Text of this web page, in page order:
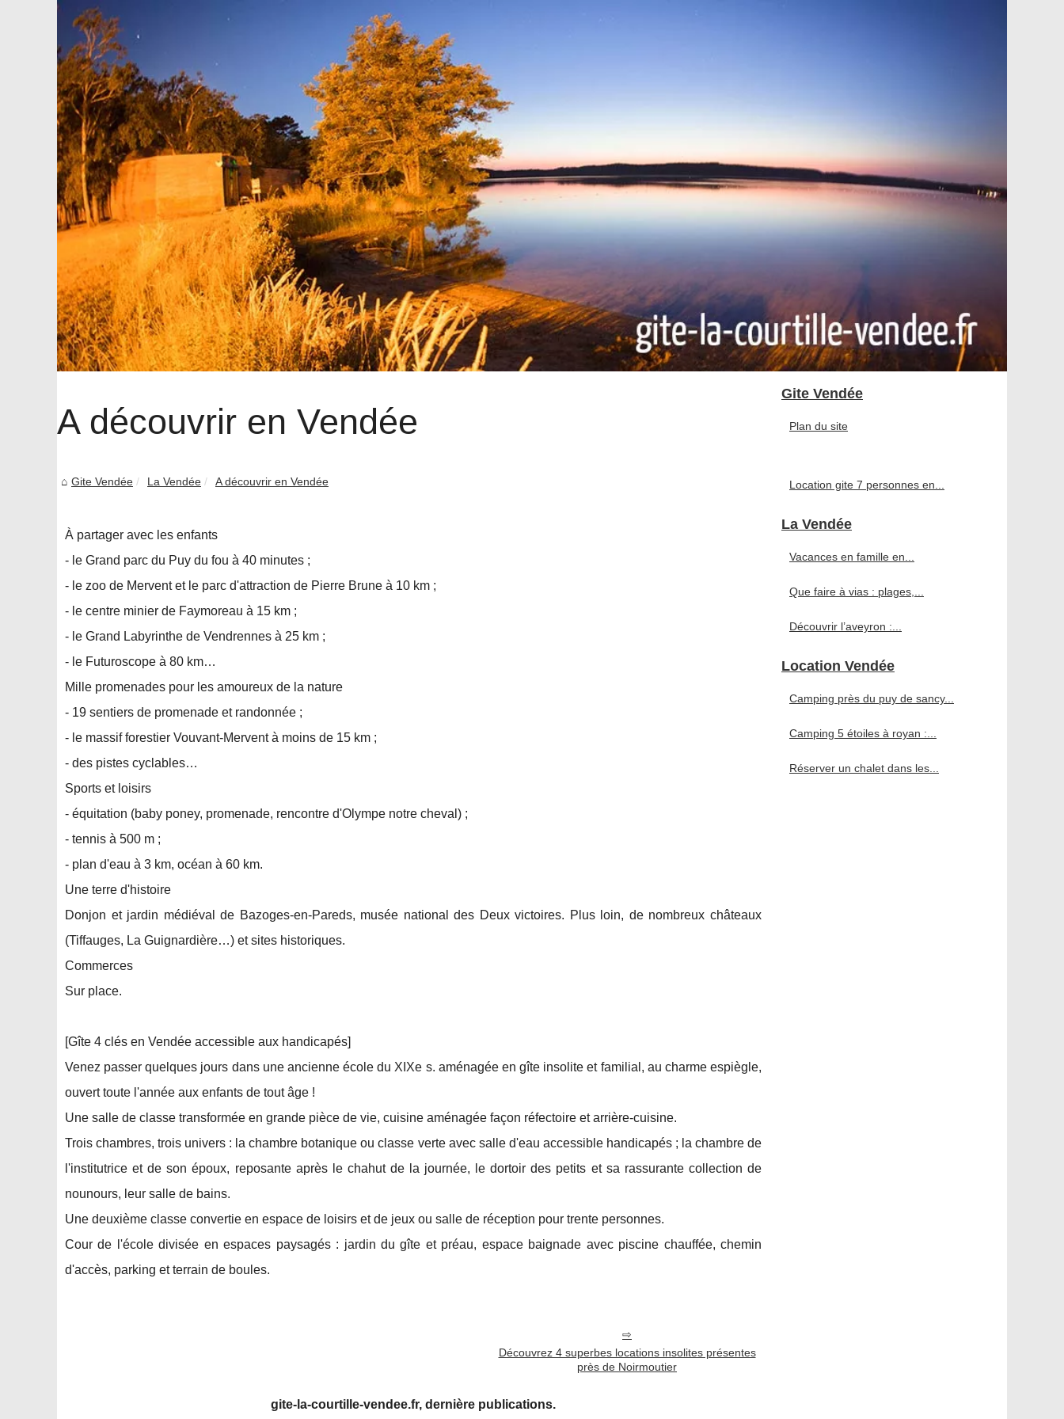
A découvrir en Vendée
Gite Vendée La Vendée A découvrir en Vendée
À partager avec les enfants
- le Grand parc du Puy du fou à 40 minutes ;
- le zoo de Mervent et le parc d'attraction de Pierre Brune à 10 km ;
- le centre minier de Faymoreau à 15 km ;
- le Grand Labyrinthe de Vendrennes à 25 km ;
- le Futuroscope à 80 km…
Mille promenades pour les amoureux de la nature
- 19 sentiers de promenade et randonnée ;
- le massif forestier Vouvant-Mervent à moins de 15 km ;
- des pistes cyclables…
Sports et loisirs
- équitation (baby poney, promenade, rencontre d'Olympe notre cheval) ;
- tennis à 500 m ;
- plan d'eau à 3 km, océan à 60 km.
Une terre d'histoire
Donjon et jardin médiéval de Bazoges-en-Pareds, musée national des Deux victoires. Plus loin, de nombreux châteaux
(Tiffauges, La Guignardière…) et sites historiques.
Commerces
Sur place.
[Gîte 4 clés en Vendée accessible aux handicapés]
Venez passer quelques jours dans une ancienne école du XIXe s. aménagée en gîte insolite et familial, au charme espiègle,
ouvert toute l'année aux enfants de tout âge !
Une salle de classe transformée en grande pièce de vie, cuisine aménagée façon réfectoire et arrière-cuisine.
Trois chambres, trois univers : la chambre botanique ou classe verte avec salle d'eau accessible handicapés ; la chambre de
l'institutrice et de son époux, reposante après le chahut de la journée, le dortoir des petits et sa rassurante collection de
nounours, leur salle de bains.
Une deuxième classe convertie en espace de loisirs et de jeux ou salle de réception pour trente personnes.
Cour de l'école divisée en espaces paysagés : jardin du gîte et préau, espace baignade avec piscine chauffée, chemin
d'accès, parking et terrain de boules.
Découvrez 4 superbes locations insolites présentes
près de Noirmoutier
gite-la-courtille-vendee.fr, dernière publications.
Gite Vendée
Plan du site
Location gite 7 personnes en...
La Vendée
Vacances en famille en...
Que faire à vias : plages,...
Découvrir l’aveyron :...
Location Vendée
Camping près du puy de sancy...
Camping 5 étoiles à royan :...
Réserver un chalet dans les...